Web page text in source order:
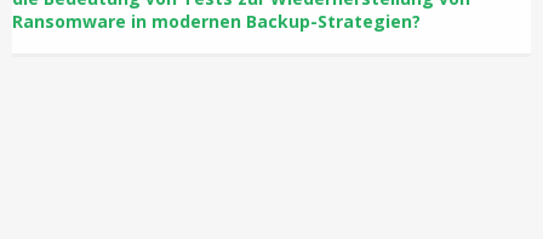
Ransomware in modernen Backup-Strategien?